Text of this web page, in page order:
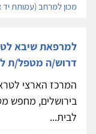
מכון למרחב (עמותת יד
למרפאת שיבא
דרוש/ה מטפל/ת
המרכז הארצי
בירושלים, מחפש
לבית...